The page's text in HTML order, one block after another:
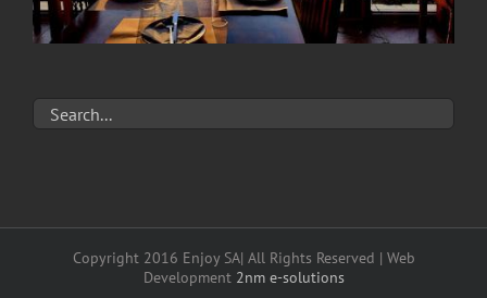
Copyright 2016 Enjoy SA| All Rights Reserved | Web
Development 2nm e-solutions